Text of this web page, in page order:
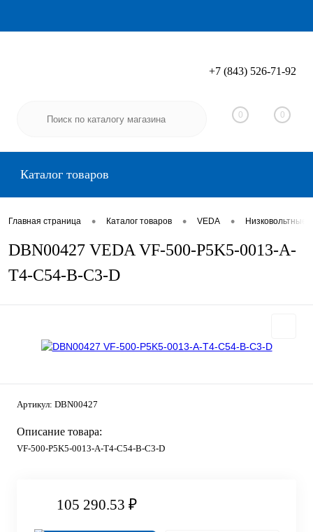
Вход Регистрация
+7 (843) 526-71-92
0 0
Каталог товаров
Главная страница • Каталог товаров • VEDA •
DBN00427 VEDA VF-500-P5K5-0013-A-
T4-C54-B-C3-D
Артикул: DBN00427
Описание товара:
VF-500-P5K5-0013-A-T4-C54-B-C3-D
105 290.53 ₽